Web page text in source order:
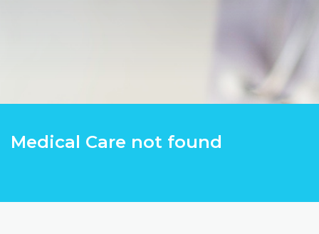
Medical Care not found